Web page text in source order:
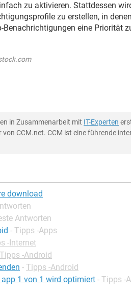
zu aktivieren. Stattdessen
zu erstellen, in
Benachrichtigungen eine Priorität
in Zusammenarbeit mit IT-Experten
von CCM.net. CCM ist eine führende
download
Antworten
- Tipps -Apps
-Internet
Tipps -Android
- Tipps -Android
1 von 1 wird optimiert - Tipps -